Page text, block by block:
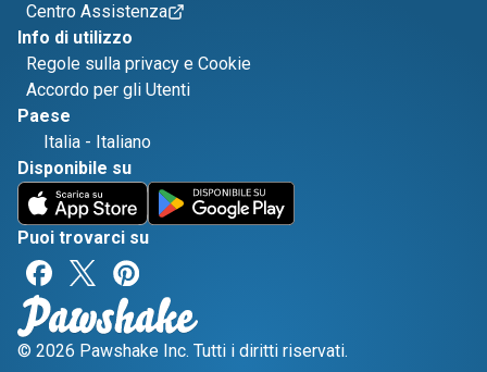
Centro Assistenza
Info di utilizzo
Regole sulla privacy e Cookie
Accordo per gli Utenti
Paese
Italia - Italiano
Disponibile su
Puoi trovarci su
© 2026 Pawshake Inc. Tutti i diritti riservati.